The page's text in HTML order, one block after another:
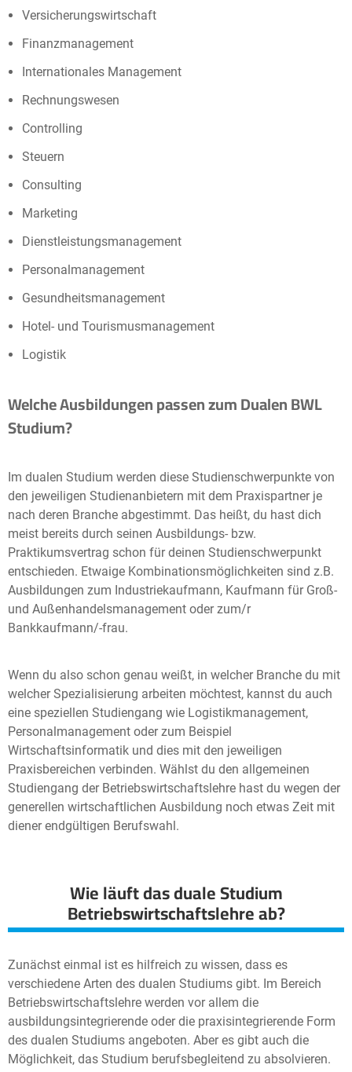
Versicherungswirtschaft
Finanzmanagement
Internationales Management
Rechnungswesen
Controlling
Steuern
Consulting
Marketing
Dienstleistungsmanagement
Personalmanagement
Gesundheitsmanagement
Hotel- und Tourismusmanagement
Logistik
Welche Ausbildungen passen zum Dualen BWL
Studium?
Im dualen Studium werden diese Studienschwerpunkte von
den jeweiligen Studienanbietern mit dem Praxispartner je
nach deren Branche abgestimmt. Das heißt, du hast dich
meist bereits durch seinen Ausbildungs- bzw.
Praktikumsvertrag schon für deinen Studienschwerpunkt
entschieden. Etwaige Kombinationsmöglichkeiten sind z.B.
Ausbildungen zum Industriekaufmann, Kaufmann für Groß-
und Außenhandelsmanagement oder zum/r
Bankkaufmann/-frau.
Wenn du also schon genau weißt, in welcher Branche du mit
welcher Spezialisierung arbeiten möchtest, kannst du auch
eine speziellen Studiengang wie Logistikmanagement,
Personalmanagement oder zum Beispiel
Wirtschaftsinformatik und dies mit den jeweiligen
Praxisbereichen verbinden. Wählst du den allgemeinen
Studiengang der Betriebswirtschaftslehre hast du wegen der
generellen wirtschaftlichen Ausbildung noch etwas Zeit mit
diener endgültigen Berufswahl.
Wie läuft das duale Studium
Betriebswirtschaftslehre ab?
Zunächst einmal ist es hilfreich zu wissen, dass es
verschiedene Arten des dualen Studiums gibt. Im Bereich
Betriebswirtschaftslehre werden vor allem die
ausbildungsintegrierende oder die praxisintegrierende Form
des dualen Studiums angeboten. Aber es gibt auch die
Möglichkeit, das Studium berufsbegleitend zu absolvieren.